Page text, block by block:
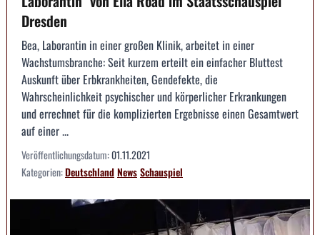
Dresden
Bea, Laborantin in einer großen Klinik, arbeitet in einer
Wachstumsbranche: Seit kurzem erteilt ein einfacher Bluttest
Auskunft über Erbkrankheiten, Gendefekte, die
Wahrscheinlichkeit psychischer und körperlicher Erkrankungen
und errechnet für die komplizierten Ergebnisse einen Gesamtwert
auf einer ...
Veröffentlichungsdatum:01.11.2021
Kategorien:DeutschlandNewsSchauspiel